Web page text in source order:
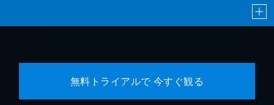
無料トライアルで 今すぐ観る